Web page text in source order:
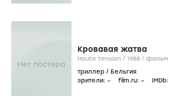
Кровавая жатва
Haute tension / 1988 / фильм
триллер / Бельгия
зрители: – film.ru: – IMDb: